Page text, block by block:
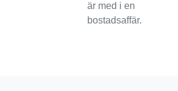
är med i en
bostadsaffär.